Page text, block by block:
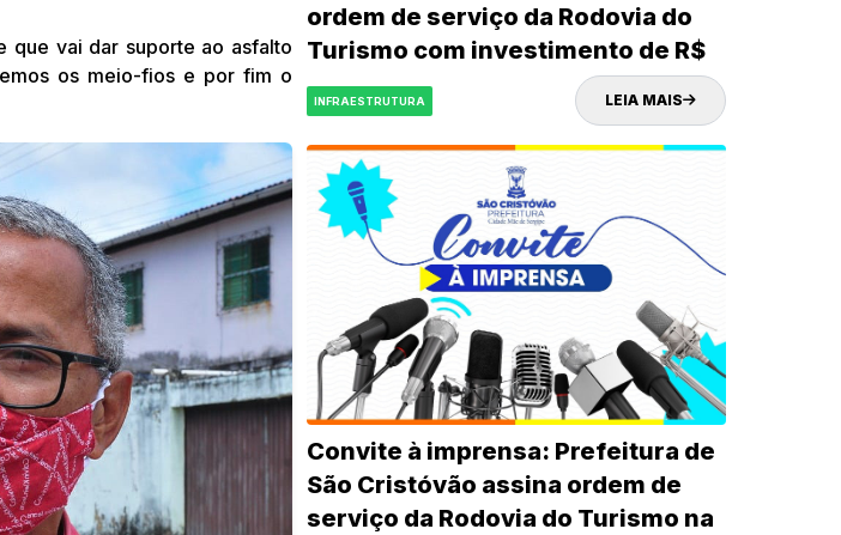
que vai dar suporte ao asfalto
os meio-fios e por fim o
ordem de serviço da Rodovia do
Turismo com investimento de R$
32 milhões
INFRAESTRUTURA LEIA MAIS
Convite à imprensa: Prefeitura de
São Cristóvão assina ordem de
serviço da Rodovia do Turismo na